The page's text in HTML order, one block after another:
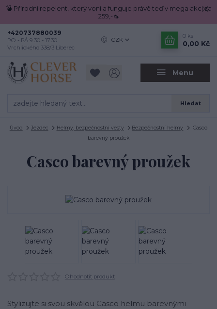
💣 Přírodní repelent, který voní a funguje právě teď v mega akci za
259,-🦟
Menu
CZK
Hledat
+420737880039
PO - PÁ 9.30 - 17.30
Vrchlického 338/3 Liberec
0 ks
0,00 Kč
Úvod Jezdec Helmy, bezpečnostní vesty Bezpečnostní helmy
Casco
barevný proužek
Casco barevný proužek
Ohodnotit produkt
Stylizujte si svou skvělou Casco helmu barevnými